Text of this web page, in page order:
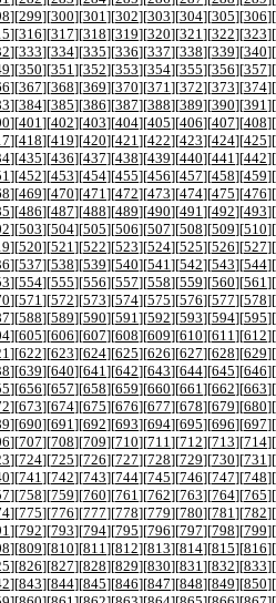
][299][300][301][302][303][304][305][306][
][316][317][318][319][320][321][322][323][
][333][334][335][336][337][338][339][340][
][350][351][352][353][354][355][356][357][
][367][368][369][370][371][372][373][374][
][384][385][386][387][388][389][390][391][
][401][402][403][404][405][406][407][408][
][418][419][420][421][422][423][424][425][
][435][436][437][438][439][440][441][442][
][452][453][454][455][456][457][458][459][
][469][470][471][472][473][474][475][476][
][486][487][488][489][490][491][492][493][
][503][504][505][506][507][508][509][510][
][520][521][522][523][524][525][526][527][
][537][538][539][540][541][542][543][544][
][554][555][556][557][558][559][560][561][
][571][572][573][574][575][576][577][578][
][588][589][590][591][592][593][594][595][
][605][606][607][608][609][610][611][612][
][622][623][624][625][626][627][628][629][
][639][640][641][642][643][644][645][646][
][656][657][658][659][660][661][662][663][
][673][674][675][676][677][678][679][680][
][690][691][692][693][694][695][696][697][
][707][708][709][710][711][712][713][714][
][724][725][726][727][728][729][730][731][
][741][742][743][744][745][746][747][748][
][758][759][760][761][762][763][764][765][
][775][776][777][778][779][780][781][782][
][792][793][794][795][796][797][798][799][
][809][810][811][812][813][814][815][816][
][826][827][828][829][830][831][832][833][
][843][844][845][846][847][848][849][850][